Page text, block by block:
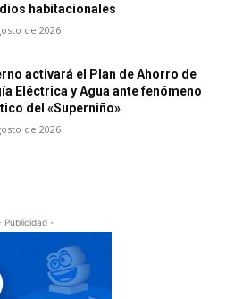
habitacionales
de 2026
activará el Plan de Ahorro de
Eléctrica y Agua ante fenómeno
del «Superniño»
de 2026
Publicidad -